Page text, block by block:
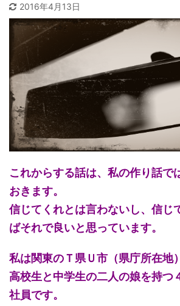
2016年4月13日
これからする話は、私の作り話で
おきます。
信じてくれとは言わないし、信じ
ばそれで良いと思っています。
私は関東のＴ県Ｕ市（県庁所在地
高校生と中学生の二人の娘を持つ
社員です。